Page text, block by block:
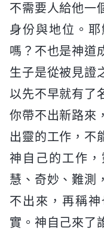
不需要人給他一
身份與地位。
嗎？不也是神道
生子是從被見證
以先不早就有了
你帶不出新路來
出靈的工作，不
神自己的工作
慧、奇妙、難測
不出來，再稱
實。神自己來了